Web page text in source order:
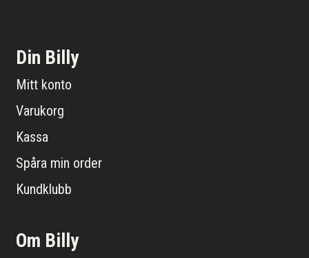
Din Billy
Mitt konto
Varukorg
Kassa
Spåra min order
Kundklubb
Om Billy